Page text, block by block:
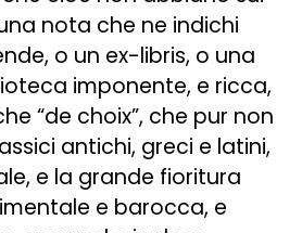
nota che ne indichi
o un ex-libris, o una
imponente, e ricca,
“de choix”, che pur non
antichi, greci e latini,
e la grande fioritura
e barocca, e